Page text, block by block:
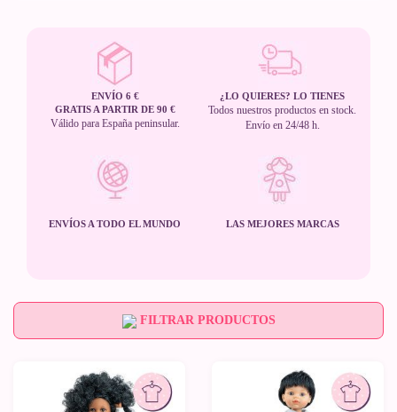
ENVÍO 6 €
GRATIS A PARTIR DE 90 €
Válido para España peninsular.
¿LO QUIERES? LO TIENES
Todos nuestros productos en stock.
Envío en 24/48 h.
ENVÍOS A TODO EL MUNDO LAS MEJORES MARCAS
FILTRAR PRODUCTOS